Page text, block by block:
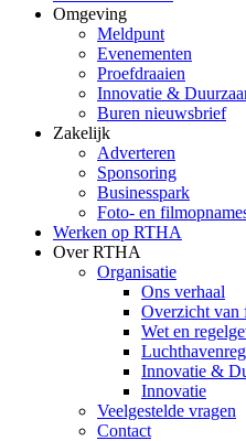
Omgeving
Meldpunt
Evenementen
Proefdraaien
Innovatie &
Buren nieuwsbrief
Zakelijk
Adverteren
Sponsoring
Businesspark
Foto- en
Werken op RTHA
Over RTHA
Organisatie
Ons verhaal
Overzicht van
Wet en
Innovatie &
Innovatie
Veelgestelde vragen
Contact